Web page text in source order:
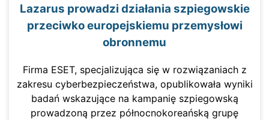
Lazarus prowadzi działania szpiegowskie
przeciwko europejskiemu przemysłowi
obronnemu
Firma ESET, specjalizująca się w rozwiązaniach z
zakresu cyberbezpieczeństwa, opublikowała wyniki
badań wskazujące na kampanię szpiegowską
prowadzoną przez północnokoreańską grupę